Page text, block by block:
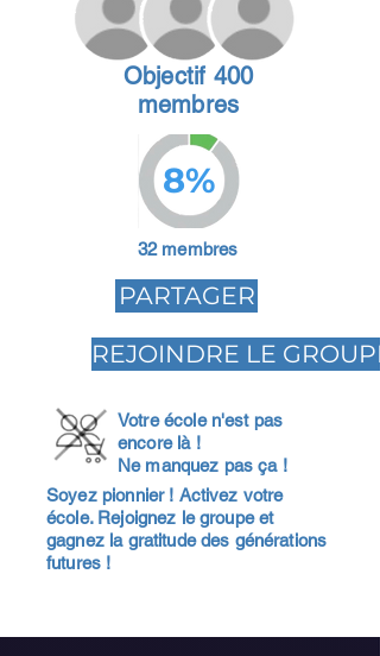
Objectif 400
membres
8%
32 membres
PARTAGER
REJOINDRE LE GROUPE
Votre école n'est pas
encore là !
Ne manquez pas ça !
Soyez pionnier ! Activez votre
école. Rejoignez le groupe et
gagnez la gratitude des générations
futures !